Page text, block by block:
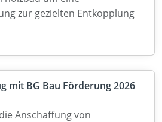
zur gezielten Entkopplung
mit BG Bau Förderung 2026
Anschaffung von